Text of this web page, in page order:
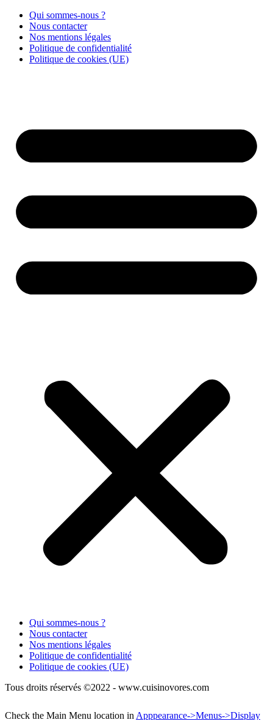
Qui sommes-nous ?
Nous contacter
Nos mentions légales
Politique de confidentialité
Politique de cookies (UE)
Qui sommes-nous ?
Nous contacter
Nos mentions légales
Politique de confidentialité
Politique de cookies (UE)
Tous droits réservés ©2022 - www.cuisinovores.com
Check the Main Menu location inApppearance->Menus->Display